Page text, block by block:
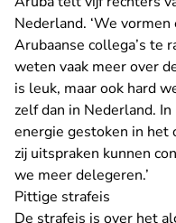
Nederland. ‘We
Arubaanse collega’s te
weten vaak meer over
is leuk, maar ook hard
zelf dan in Nederland.
energie gestoken in het
zij uitspraken kunnen
we meer delegeren.’
Pittige strafeis
De strafeis is over het